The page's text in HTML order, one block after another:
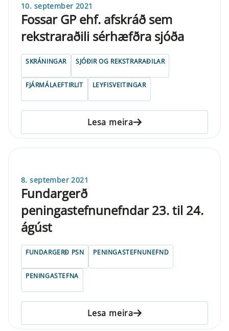
10. september 2021
Fossar GP ehf. afskráð sem
rekstraraðili sérhæfðra sjóða
SKRÁNINGAR SJÓÐIR OG REKSTRARAÐILAR
FJÁRMÁLAEFTIRLIT LEYFISVEITINGAR
Lesa meira
8. september 2021
Fundargerð
peningastefnunefndar 23. til 24.
ágúst
FUNDARGERÐ PSN PENINGASTEFNUNEFND
PENINGASTEFNA
Lesa meira